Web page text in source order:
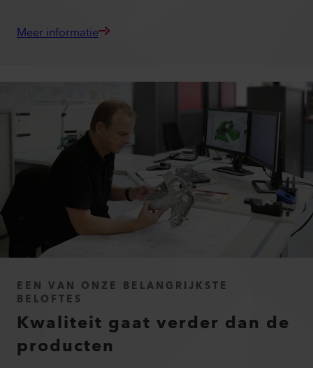
Meer informatie
EEN VAN ONZE BELANGRIJKSTE
BELOFTES
Kwaliteit gaat verder dan de
producten